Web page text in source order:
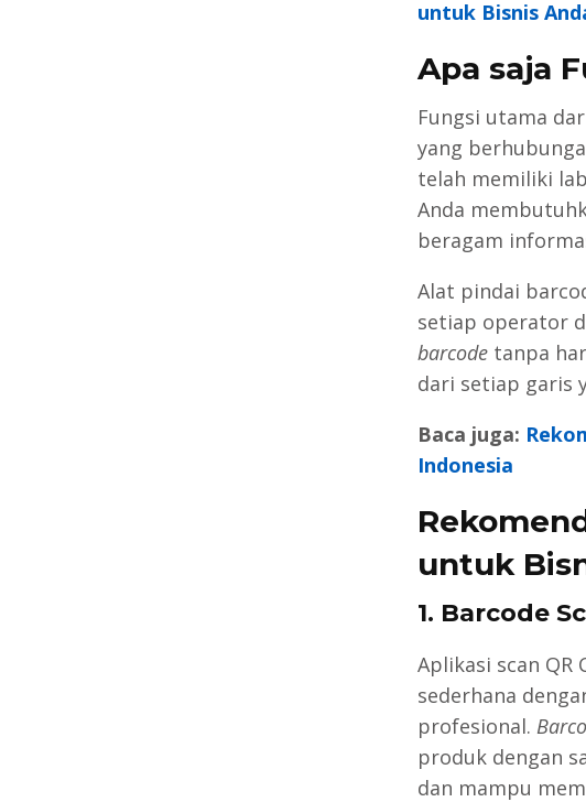
untuk Bisnis
Apa saja
Fungsi utama
yang
telah memiliki
Anda
beragam
Alat pindai
setiap operator
barcodetanpa
dari setiap garis
Baca juga:
Indonesia
untuk
1. Barcode
Aplikasi scan QR
sederhana
profesional.
produk dengan
dan mampu